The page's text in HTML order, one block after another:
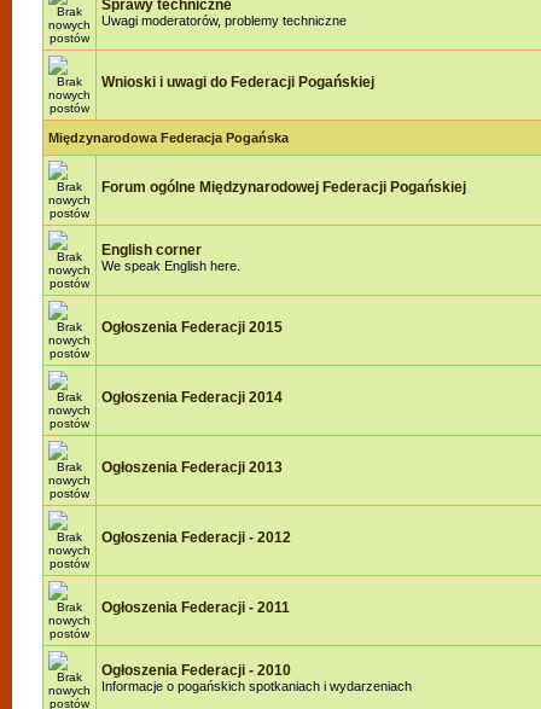
Sprawy techniczne
Uwagi moderatorów, problemy techniczne
Wnioski i uwagi do Federacji Pogańskiej
Międzynarodowa Federacja Pogańska
Forum ogólne Międzynarodowej Federacji Pogańskiej
English corner
We speak English here.
Ogłoszenia Federacji 2015
Ogłoszenia Federacji 2014
Ogłoszenia Federacji 2013
Ogłoszenia Federacji - 2012
Ogłoszenia Federacji - 2011
Ogłoszenia Federacji - 2010
Informacje o pogańskich spotkaniach i wydarzeniach